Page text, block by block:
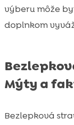
výberu môže
doplnkom
Mýty a
Bezlepková